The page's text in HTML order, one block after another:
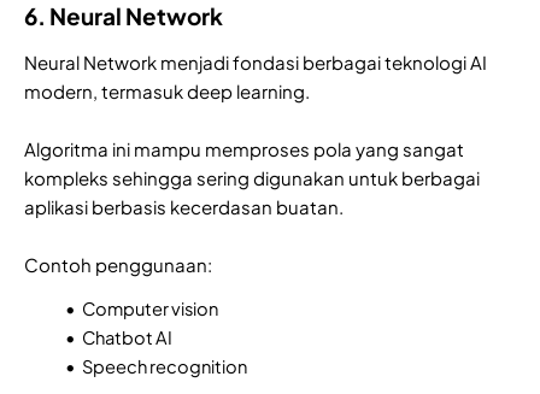
6. Neural Network
Neural Network menjadi fondasi berbagai teknologi AI
modern, termasuk deep learning.
Algoritma ini mampu memproses pola yang sangat
kompleks sehingga sering digunakan untuk berbagai
aplikasi berbasis kecerdasan buatan.
Contoh penggunaan:
Computer vision
Chatbot AI
Speech recognition